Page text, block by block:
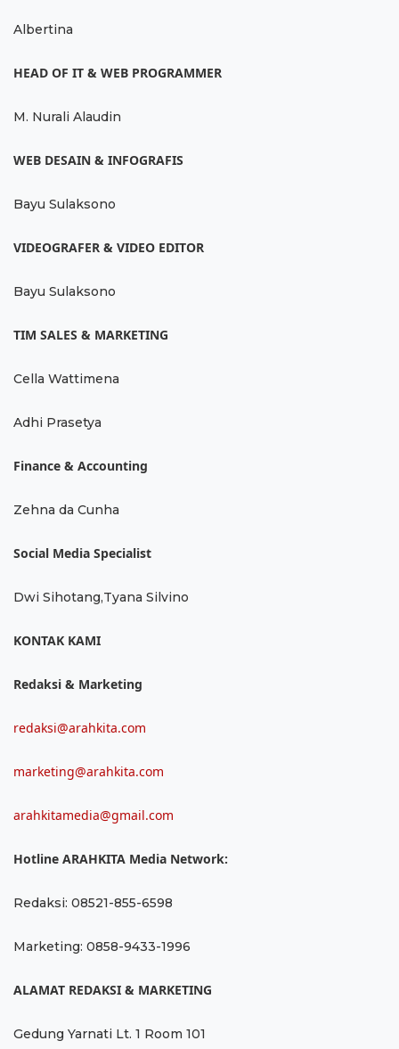
Albertina
HEAD OF IT & WEB PROGRAMMER
M. Nurali Alaudin
WEB DESAIN & INFOGRAFIS
Bayu Sulaksono
VIDEOGRAFER & VIDEO EDITOR
Bayu Sulaksono
TIM SALES & MARKETING
Cella Wattimena
Adhi Prasetya
Finance & Accounting
Zehna da Cunha
Social Media Specialist
Dwi Sihotang,Tyana Silvino
KONTAK KAMI
Redaksi & Marketing
redaksi@arahkita.com
marketing@arahkita.com
arahkitamedia@gmail.com
Hotline ARAHKITA Media Network:
Redaksi: 08521-855-6598
Marketing: 0858-9433-1996
ALAMAT REDAKSI & MARKETING
Gedung Yarnati Lt. 1 Room 101